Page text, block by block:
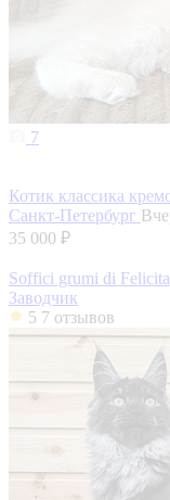
7
Котик классика
Санкт-Петербург
35 000 ₽
Soffici grumi di Felicita
Заводчик
5 7 отзывов